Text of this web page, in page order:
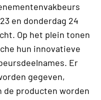
en donderdag 24
Op het plein tonen
hun innovatieve
Er
gegeven,
de producten worden